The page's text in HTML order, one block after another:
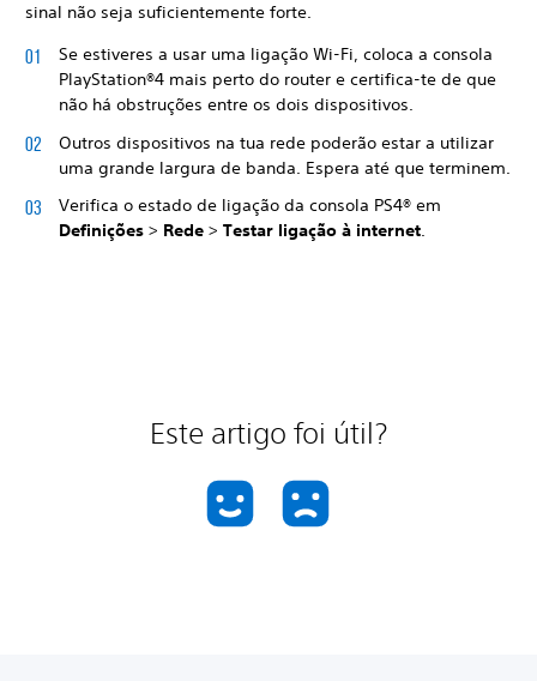
sinal não seja suficientemente forte.
Se estiveres a usar uma ligação Wi-Fi, coloca a consola
PlayStation®4 mais perto do router e certifica-te de que
não há obstruções entre os dois dispositivos.
Outros dispositivos na tua rede poderão estar a utilizar
uma grande largura de banda. Espera até que terminem.
Verifica o estado de ligação da consola PS4® em
Definições > Rede > Testar ligação à internet.
Este artigo foi útil?